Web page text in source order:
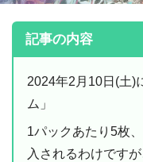
記事の内容
2024年2月10日(土)
ム」
1パックあたり5枚
入されるわけです